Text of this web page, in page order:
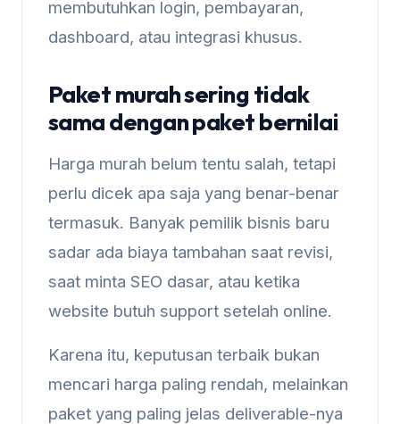
membutuhkan login, pembayaran,
dashboard, atau integrasi khusus.
Paket murah sering tidak
sama dengan paket bernilai
Harga murah belum tentu salah, tetapi
perlu dicek apa saja yang benar-benar
termasuk. Banyak pemilik bisnis baru
sadar ada biaya tambahan saat revisi,
saat minta SEO dasar, atau ketika
website butuh support setelah online.
Karena itu, keputusan terbaik bukan
mencari harga paling rendah, melainkan
paket yang paling jelas deliverable-nya